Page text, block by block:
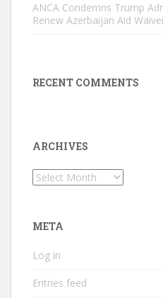
ANCA Condemns Trump
Renew Azerbaijan Aid
RECENT COMMENTS
ARCHIVES
Archives
META
Log in
Entries feed